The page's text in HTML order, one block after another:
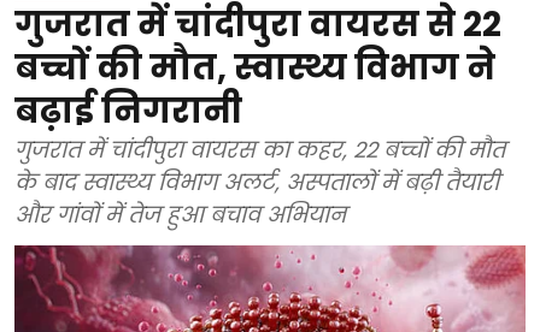
गुजरात में चांदीपुरा वायरस से 22
बच्चों की मौत, स्वास्थ्य विभाग ने
बढ़ाई निगरानी
गुजरात में चांदीपुरा वायरस का कहर, 22 बच्चों की मौत
के बाद स्वास्थ्य विभाग अलर्ट, अस्पतालों में बढ़ी तैयारी
और गांवों में तेज हुआ बचाव अभियान